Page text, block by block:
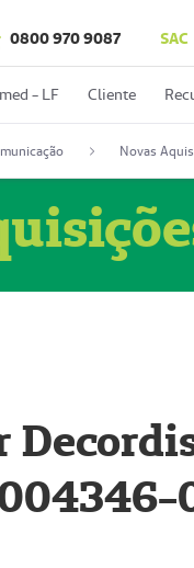
0800 970 9087 SAC
- LF Cliente
Novas